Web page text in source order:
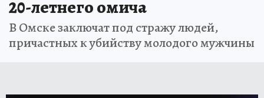
20-летнего омича
В Омске заключат под стражу людей,
причастных к убийству молодого мужчины